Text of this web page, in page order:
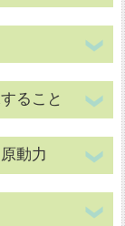
ること
動力